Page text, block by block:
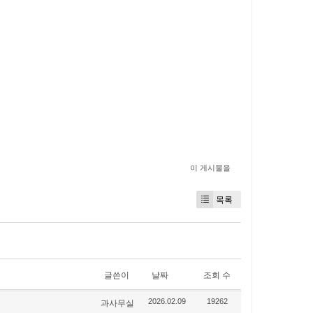
이 게시물을
목록
글쓴이 날짜 조회 수
과사무실 2026.02.09 19262